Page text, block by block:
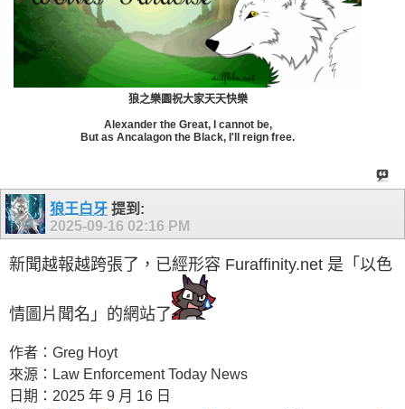
狼之樂園祝大家天天快樂
Alexander the Great, I cannot be,
But as Ancalagon the Black, I'll reign free.
狼王白牙 提到:
2025-09-16 02:16 PM
新聞越報越跨張了，已經形容 Furaffinity.net 是「以色
情圖片聞名」的網站了
作者：Greg Hoyt
來源：Law Enforcement Today News
日期：2025 年 9 月 16 日